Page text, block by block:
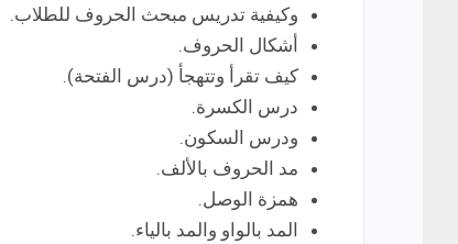
وكيفية تدريس مبحث الحروف للطلاب.
أشكال الحروف.
كيف تقرأ وتتهجأ (درس الفتحة).
درس الكسرة.
ودرس السكون.
مد الحروف بالألف.
همزة الوصل.
المد بالواو والمد بالياء.